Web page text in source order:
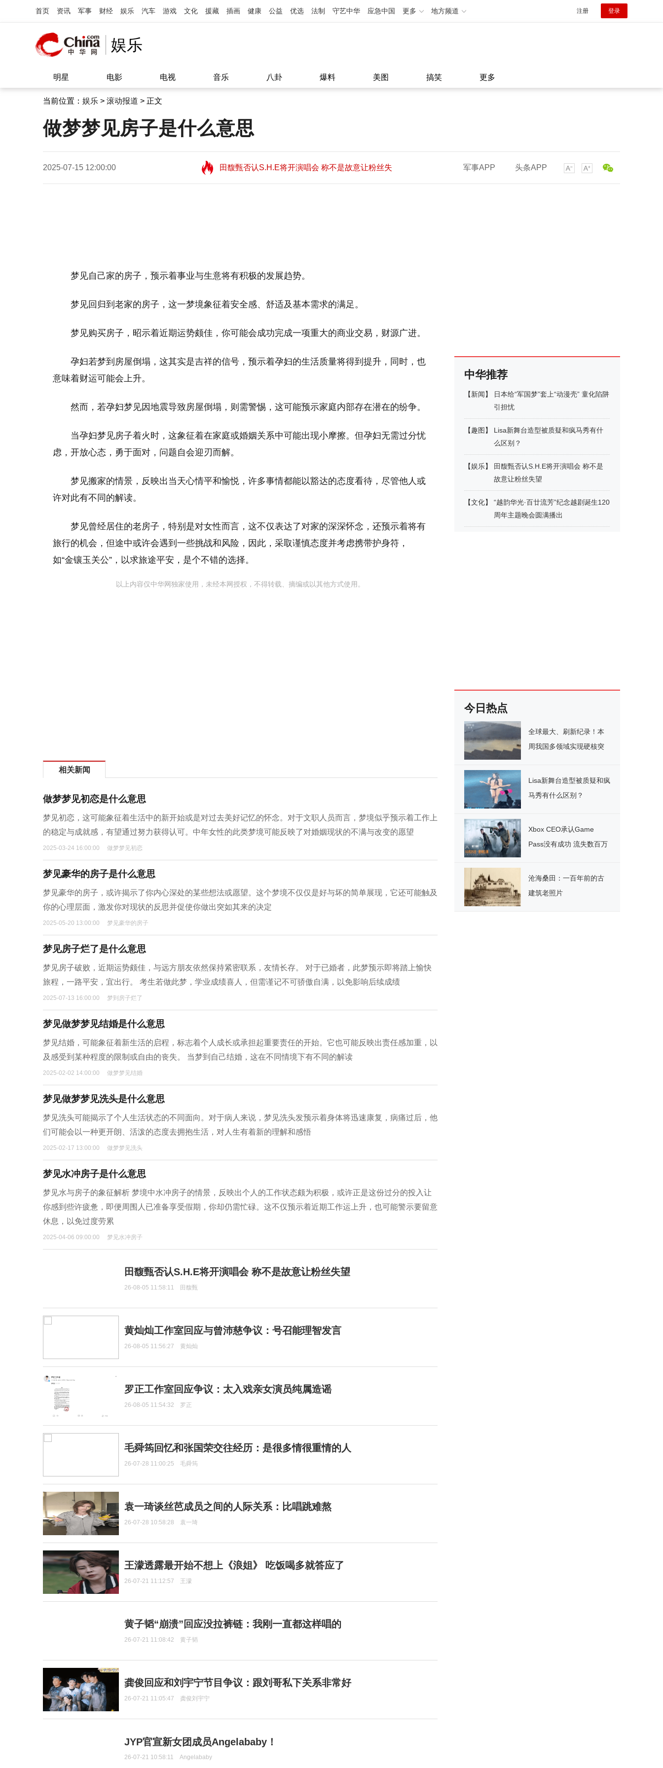
首页 资讯 军事 财经 娱乐 汽车 游戏 文化 援藏 插画 健康 公益 优选 法制 守艺中华 应急中国 更多 地方频道 注册 登录
娱乐
明星 电影 电视 音乐 八卦 爆料 美图 搞笑 更多
当前位置： 娱乐 > 滚动报道 > 正文
做梦梦见房子是什么意思
2025-07-15 12:00:00
田馥甄否认S.H.E将开演唱会 称不是故意让粉丝失
望11:08
田馥甄否认S.H.E将开演唱会 称不是故意让粉丝失
军事APP 头条APP
梦见自己家的房子，预示着事业与生意将有积极的发展趋势。
梦见回归到老家的房子，这一梦境象征着安全感、舒适及基本需求的满足。
梦见购买房子，昭示着近期运势颇佳，你可能会成功完成一项重大的商业交易，财源广进。
孕妇若梦到房屋倒塌，这其实是吉祥的信号，预示着孕妇的生活质量将得到提升，同时，也
意味着财运可能会上升。
然而，若孕妇梦见因地震导致房屋倒塌，则需警惕，这可能预示家庭内部存在潜在的纷争。
当孕妇梦见房子着火时，这象征着在家庭或婚姻关系中可能出现小摩擦。但孕妇无需过分忧
虑，开放心态，勇于面对，问题自会迎刃而解。
梦见搬家的情景，反映出当天心情平和愉悦，许多事情都能以豁达的态度看待，尽管他人或
许对此有不同的解读。
梦见曾经居住的老房子，特别是对女性而言，这不仅表达了对家的深深怀念，还预示着将有
旅行的机会，但途中或许会遇到一些挑战和风险，因此，采取谨慎态度并考虑携带护身符，
如“金镶玉关公”，以求旅途平安，是个不错的选择。
以上内容仅中华网独家使用，未经本网授权，不得转载、摘编或以其他方式使用。
相关新闻
做梦梦见初恋是什么意思
梦见初恋，这可能象征着生活中的新开始或是对过去美好记忆的怀念。对于文职人员而言，梦境似乎预示着工作上
的稳定与成就感，有望通过努力获得认可。中年女性的此类梦境可能反映了对婚姻现状的不满与改变的愿望
2025-03-24 16:00:00 做梦梦见初恋
梦见豪华的房子是什么意思
梦见豪华的房子，或许揭示了你内心深处的某些想法或愿望。这个梦境不仅仅是好与坏的简单展现，它还可能触及
你的心理层面，激发你对现状的反思并促使你做出突如其来的决定
2025-05-20 13:00:00 梦见豪华的房子
梦见房子烂了是什么意思
梦见房子破败，近期运势颇佳，与远方朋友依然保持紧密联系，友情长存。 对于已婚者，此梦预示即将踏上愉快
旅程，一路平安，宜出行。 考生若做此梦，学业成绩喜人，但需谨记不可骄傲自满，以免影响后续成绩
2025-07-13 16:00:00 梦到房子烂了
梦见做梦梦见结婚是什么意思
梦见结婚，可能象征着新生活的启程，标志着个人成长或承担起重要责任的开始。它也可能反映出责任感加重，以
及感受到某种程度的限制或自由的丧失。 当梦到自己结婚，这在不同情境下有不同的解读
2025-02-02 14:00:00 做梦梦见结婚
梦见做梦梦见洗头是什么意思
梦见洗头可能揭示了个人生活状态的不同面向。对于病人来说，梦见洗头发预示着身体将迅速康复，病痛过后，他
们可能会以一种更开朗、活泼的态度去拥抱生活，对人生有着新的理解和感悟
2025-02-17 13:00:00 做梦梦见洗头
梦见水冲房子是什么意思
梦见水与房子的象征解析 梦境中水冲房子的情景，反映出个人的工作状态颇为积极，或许正是这份过分的投入让
你感到些许疲惫，即便周围人已准备享受假期，你却仍需忙碌。这不仅预示着近期工作运上升，也可能警示要留意
休息，以免过度劳累
2025-04-06 09:00:00 梦见水冲房子
田馥甄否认S.H.E将开演唱会 称不是故意让粉丝失望
26-08-05 11:58:11 田馥甄
黄灿灿工作室回应与曾沛慈争议：号召能理智发言
26-08-05 11:56:27 黄灿灿
罗正工作室回应争议：太入戏亲女演员纯属造谣
26-08-05 11:54:32 罗正
毛舜筠回忆和张国荣交往经历：是很多情很重情的人
26-07-28 11:00:25 毛舜筠
袁一琦谈丝芭成员之间的人际关系：比唱跳难熬
26-07-28 10:58:28 袁一琦
王濛透露最开始不想上《浪姐》 吃饭喝多就答应了
26-07-21 11:12:57 王濛
黄子韬“崩溃”回应没拉裤链：我刚一直都这样唱的
26-07-21 11:08:42 黄子韬
龚俊回应和刘宇宁节目争议：跟刘哥私下关系非常好
26-07-21 11:05:47 龚俊刘宇宁
JYP官宣新女团成员Angelababy！
26-07-21 10:58:11 Angelababy
中华推荐
【新闻】
日本给“军国梦”套上“动漫壳” 童化陷阱
引担忧
【趣图 】
Lisa新舞台造型被质疑和疯马秀有什
么区别？
【娱乐】
田馥甄否认S.H.E将开演唱会 称不是
故意让粉丝失望
【文化】
“越韵华光·百廿流芳”纪念越剧诞生120
周年主题晚会圆满播出
今日热点
全球最大、刷新纪录！本
周我国多领域实现硬核突
Lisa新舞台造型被质疑和疯
马秀有什么区别？
Xbox CEO承认Game
Pass没有成功 流失数百万
沧海桑田：一百年前的古
建筑老照片